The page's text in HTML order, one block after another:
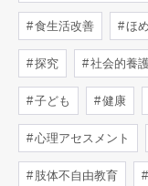
食生活改善 ほ
探究 社会的養
子ども 健康
心理アセスメント
肢体不自由教育